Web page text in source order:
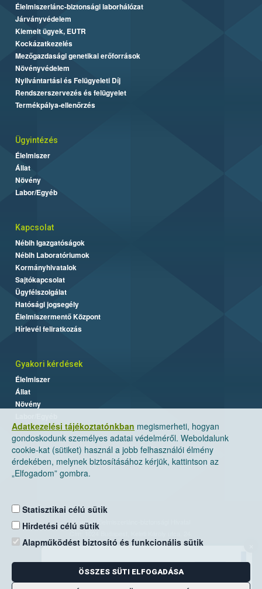
Adatkezelési tájékoztatónkban megismerheti, hogyan
gondoskodunk személyes adatai védelméről. Weboldalunk
cookie-kat (sütiket) használ a jobb felhasználói élmény
érdekében, melynek biztosításához kérjük, kattintson az
„Elfogadom” gombra.
Statisztikai célú sütik
Hirdetési célú sütik
Alapműködést biztosító és funkcionális sütik
ÖSSZES SÜTI ELFOGADÁSA
Élelmiszerlánc-biztonsági laborhálózat
Járványvédelem
Kiemelt ügyek, EUTR
Kockázatkezelés
Mezőgazdasági genetikai erőforrások
Növényvédelem
Nyilvántartási és Felügyeleti Díj
Rendszerszervezés és felügyelet
Termékpálya-ellenőrzés
Ügyintézés
Élelmiszer
Állat
Növény
Labor/Egyéb
Kapcsolat
Nébih Igazgatóságok
Nébih Laboratóriumok
Kormányhivatalok
Sajtókapcsolat
Ügyfélszolgálat
Hatósági jogsegély
Élelmiszermentő Központ
Hírlevél feliratkozás
Gyakori kérdések
Élelmiszer
Állat
Növény
Nemzeti Élelmiszerlánc-biztonsági Hivatal
Levelezési cím: 1525 Budapest. Pf. 30.
E-mail:ugyfelszolgalat@nebih.gov.hu